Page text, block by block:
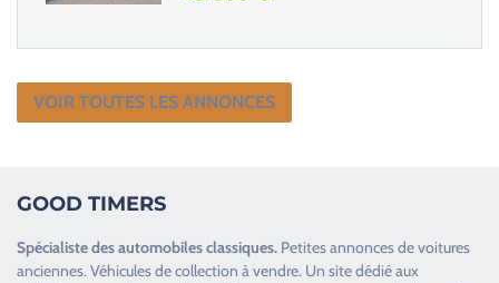
VOIR TOUTES LES ANNONCES
GOOD TIMERS
Spécialiste desautomobiles classiques. Petites annonces devoitures
anciennes.Véhicules de collection à vendre. Un site dédié aux